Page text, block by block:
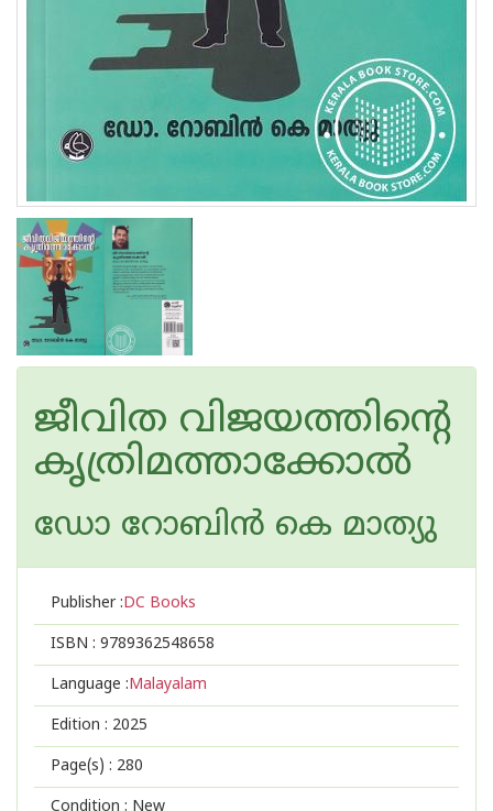
ജീവിത വിജയത്തിന്റെ
കൃത്രിമത്താക്കോല്‍
ഡോ റോബിന്‍ കെ മാത്യു
Publisher :DC Books
ISBN : 9789362548658
Language :Malayalam
Edition : 2025
Page(s) : 280
Condition : New